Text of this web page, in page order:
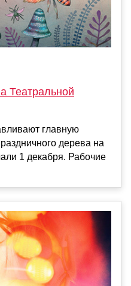
Театральной
главную
дерева на
1 декабря. Рабочие